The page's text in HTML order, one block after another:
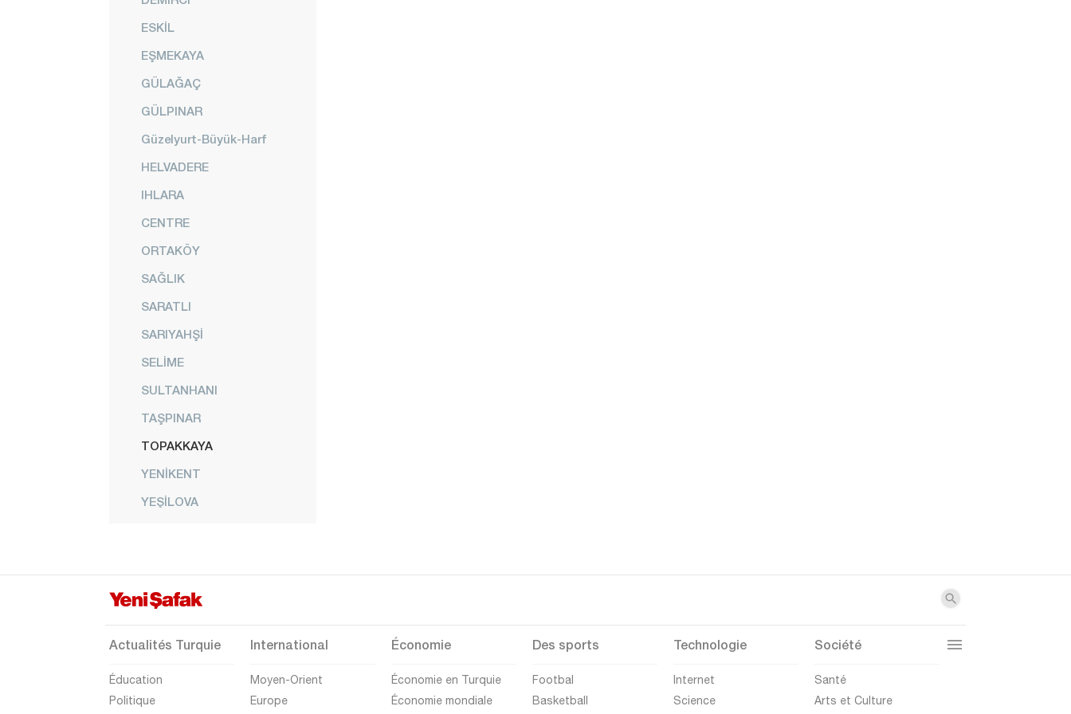
ESKİL
EŞMEKAYA
GÜLAĞAÇ
GÜLPINAR
Güzelyurt-Büyük-Harf
HELVADERE
IHLARA
CENTRE
ORTAKÖY
SAĞLIK
SARATLI
SARIYAHŞİ
SELİME
SULTANHANI
TAŞPINAR
TOPAKKAYA
YENİKENT
YEŞİLOVA
Ardahan
Artvin
Balıkesir
Actualités Turquie
Éducation
Politique
International
Moyen-Orient
Europe
Économie
Économie en Turquie
Économie mondiale
Des sports
Footbal
Basketball
Technologie
Internet
Science
Société
Santé
Arts et Culture